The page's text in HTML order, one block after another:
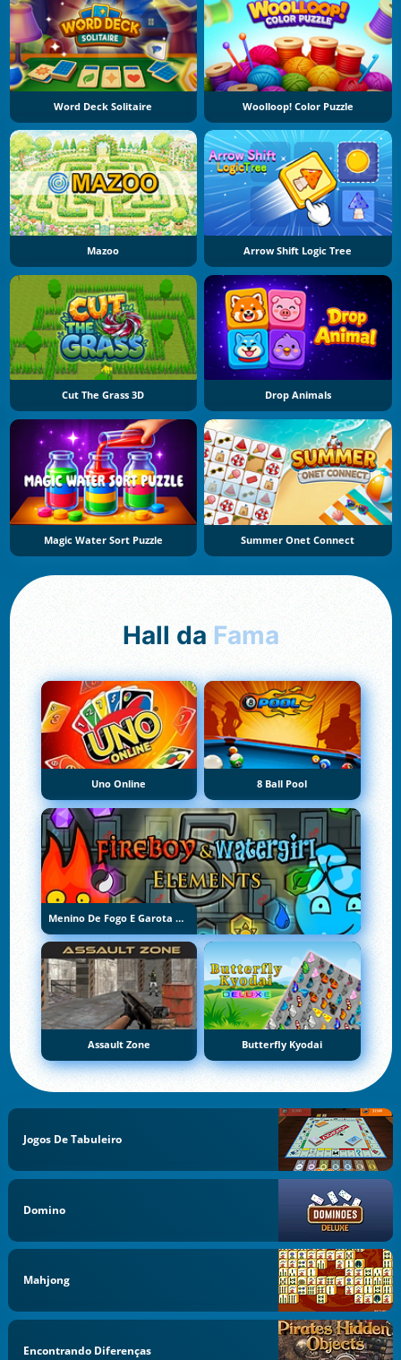
Word Deck Solitaire Woolloop! Color Puzzle
Mazoo Arrow Shift Logic Tree
Cut The Grass 3D Drop Animals
Magic Water Sort Puzzle Summer Onet Connect
Hall da Fama
Uno Online 8 Ball Pool
Menino De Fogo E Garota De Água 5: Elementos
Assault Zone Butterfly Kyodai
Jogos De Tabuleiro
Domino
Mahjong
Encontrando Diferenças